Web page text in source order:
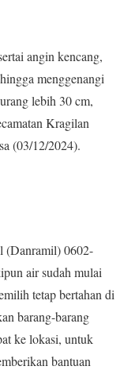
angin kencang,
menggenangi
lebih 30 cm,
Kragilan
(03/12/2024).
(Danramil) 0602-
air sudah mulai
tetap bertahan di
barang-barang
ke lokasi, untuk
bantuan